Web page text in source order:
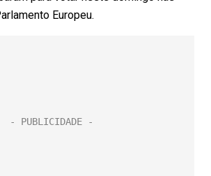
Europeu.